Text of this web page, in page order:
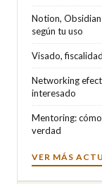
Notion,
según tu uso
Visado,
Networking
interesado
Mentoring:
verdad
VER MÁS